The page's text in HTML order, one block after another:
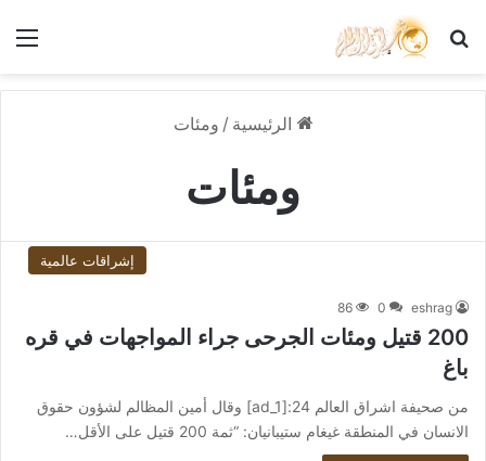
بحث عن
الرئيسية / ومئات
ومئات
إشراقات عالمية
eshrag
0
86
200 قتيل ومئات الجرحى جراء المواجهات في قره
باغ
من صحيفة اشراق العالم 24:[ad_1] وقال أمين المظالم لشؤون حقوق
الانسان في المنطقة غيغام ستيبانيان: “ثمة 200 قتيل على الأقل…